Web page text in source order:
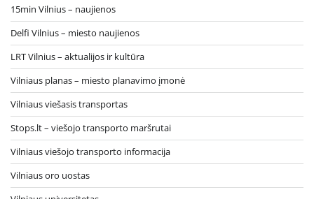
15min Vilnius – naujienos
Delfi Vilnius – miesto naujienos
LRT Vilnius – aktualijos ir kultūra
Vilniaus planas – miesto planavimo įmonė
Vilniaus viešasis transportas
Stops.lt – viešojo transporto maršrutai
Vilniaus viešojo transporto informacija
Vilniaus oro uostas